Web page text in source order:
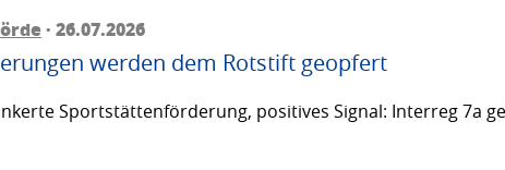
· 26.07.2026
werden dem Rotstift geopfert
Sportstättenförderung, positives Signal: Interreg 7a